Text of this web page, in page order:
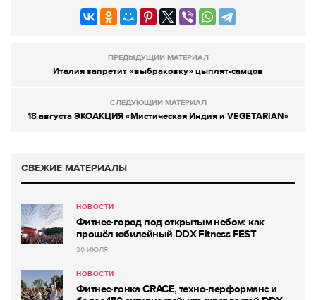
ПРЕДЫДУЩИЙ МАТЕРИАЛ
Италия запретит «выбраковку» цыплят-самцов
СЛЕДУЮЩИЙ МАТЕРИАЛ
18 августа ЭКОАКЦИЯ «Мистическая Индия и VEGETARIAN»
СВЕЖИЕ МАТЕРИАЛЫ
НОВОСТИ
Фитнес-город под открытым небом: как
прошёл юбилейный DDX Fitness FEST
30 ИЮЛЯ
НОВОСТИ
Фитнес-гонка CRACE, техно-перформанс и